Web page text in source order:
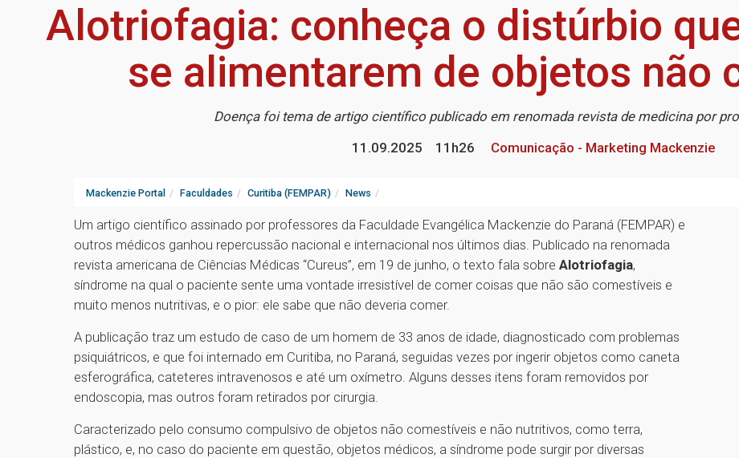
Alotriofagia: conheça o distúrbio
se alimentarem de objetos não
Doença foi tema de artigo científico publicado em renomada revista de medicina por
11.09.2025
11h26 Comunicação - Marketing Mackenzie
Mackenzie Portal Faculdades Curitiba (FEMPAR) News
Um artigo científico assinado por professores da Faculdade Evangélica Mackenzie do Paraná (FEMPAR) e
outros médicos ganhou repercussão nacional e internacional nos últimos dias. Publicado na renomada
revista americana de Ciências Médicas “Cureus”, em 19 de junho, o texto fala sobre Alotriofagia,
síndrome na qual o paciente sente uma vontade irresistível de comer coisas que não são comestíveis e
muito menos nutritivas, e o pior: ele sabe que não deveria comer.
A publicação traz um estudo de caso de um homem de 33 anos de idade, diagnosticado com problemas
psiquiátricos, e que foi internado em Curitiba, no Paraná, seguidas vezes por ingerir objetos como caneta
esferográfica, cateteres intravenosos e até um oxímetro. Alguns desses itens foram removidos por
endoscopia, mas outros foram retirados por cirurgia.
Caracterizado pelo consumo compulsivo de objetos não comestíveis e não nutritivos, como terra,
plástico, e, no caso do paciente em questão, objetos médicos, a síndrome pode surgir por diversas